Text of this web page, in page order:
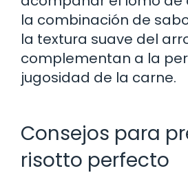
la combinación de
la textura suave del
complementan a la
jugosidad de la carne.
Consejos para
risotto perfecto